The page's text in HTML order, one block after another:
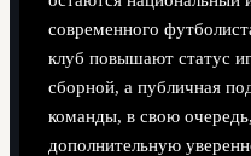
современного
клуб повышают статус
сборной, а публичная
команды, в свою
дополнительную